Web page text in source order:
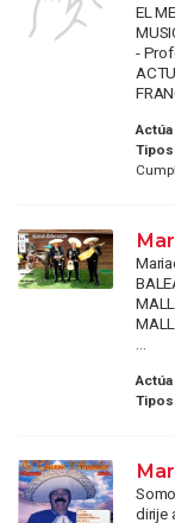
EL
-
Actúa
Actúa
dirije